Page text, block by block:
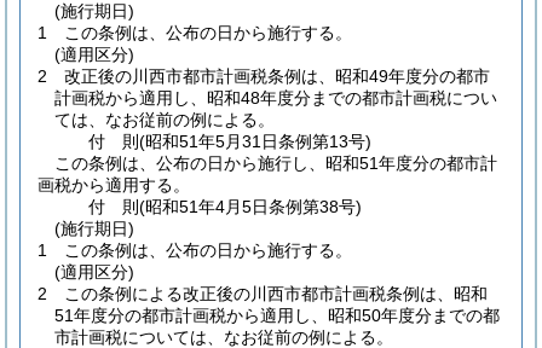
(施行期日)
1
この条例は、公布の日から施行する。
(適用区分)
2
改正後の川西市都市計画税条例は、昭和49年度分の都市
計画税から適用し、昭和48年度分までの都市計画税につい
ては、なお従前の例による。
付 則(昭和51年5月31日条例第13号)
この条例は、公布の日から施行し、昭和51年度分の都市計
画税から適用する。
付 則(昭和51年4月5日条例第38号)
(施行期日)
1
この条例は、公布の日から施行する。
(適用区分)
2
この条例による改正後の川西市都市計画税条例は、昭和
51年度分の都市計画税から適用し、昭和50年度分までの都
市計画税については、なお従前の例による。